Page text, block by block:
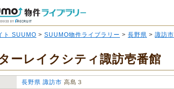
ト SUUMO > SUUMO物件ライブラリー > 長野県 > 諏訪市
ーレイクシティ諏訪壱番館
長野県 諏訪市 高島３